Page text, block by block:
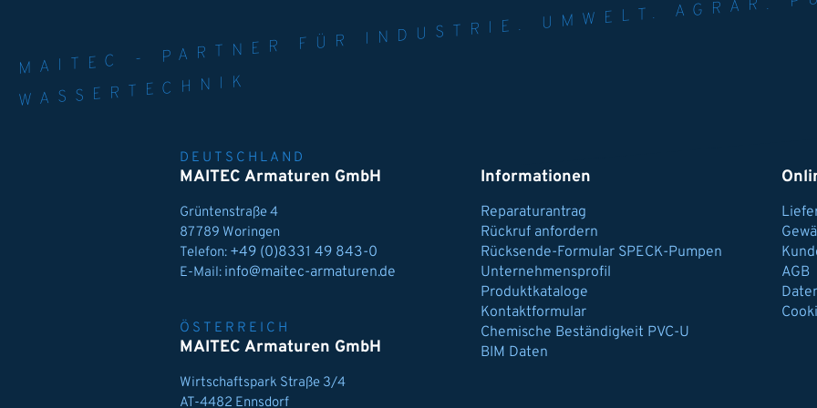
MAITEC - PARTNER FÜR
WELT. AGRAR.
MPEN
WASSERTECHNIK
DEUTSCHLAND
MAITEC Armaturen GmbH
Grüntenstraße 4
87789 Woringen
Telefon: +49 (0)8331 49 843-0
E-Mail: info@maitec-armaturen.de
ÖSTERREICH
MAITEC Armaturen GmbH
Wirtschaftspark Straße 3/4
AT-4482 Ennsdorf
Informationen
Reparaturantrag
Rückruf anfordern
Rücksende-Formular SPECK-Pumpen
Unternehmensprofil
Produktkataloge
Kontaktformular
Chemische Beständigkeit PVC-U
BIM Daten
AGB